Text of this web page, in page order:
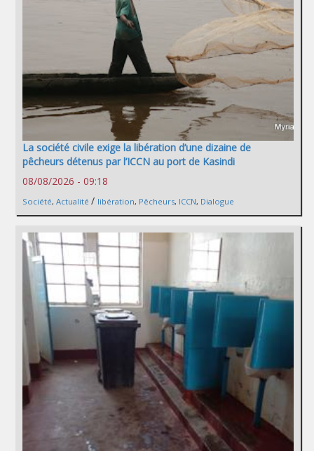
La société civile exige la libération d’une dizaine de
pêcheurs détenus par l’ICCN au port de Kasindi
08/08/2026 - 09:18
Société, Actualité / libération, Pêcheurs, ICCN, Dialogue